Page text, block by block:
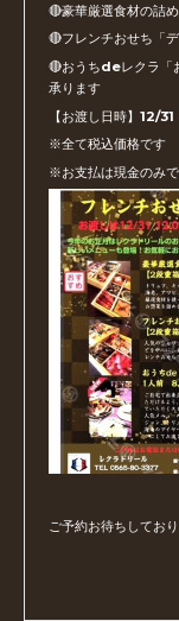
🔴豪華厳選食材の詰
🔴フレンチおせち「
🔴おうちdeレクラ
承ります
【お渡し日時】12/
※全て税込価格です
※お支払は現金のみ
ご予約お待ちしてお